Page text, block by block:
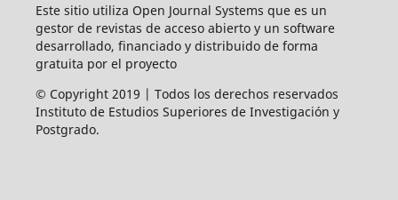
Este sitio utiliza Open Journal Systems que es un
gestor de revistas de acceso abierto y un software
desarrollado, financiado y distribuido de forma
gratuita por el proyecto
© Copyright 2019 | Todos los derechos reservados
Instituto de Estudios Superiores de Investigación y
Postgrado.